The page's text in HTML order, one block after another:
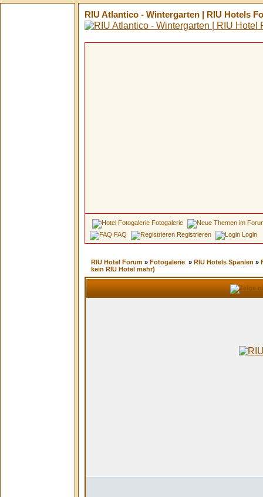
RIU Atlantico - Wintergarten | RIU Hotels
Fotogalerie
FAQ
Registrieren Login
RIU Hotel Forum »Fotogalerie »RIU Hotels Spanien »
kein RIU Hotel mehr)